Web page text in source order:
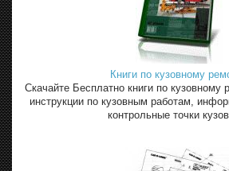
Книги по кузовному
Скачайте Бесплатно книги по кузовному
инструкции по кузовным работам,
контрольные точки